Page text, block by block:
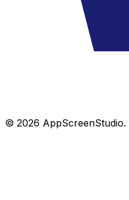
© 2026 AppScreenStudio.